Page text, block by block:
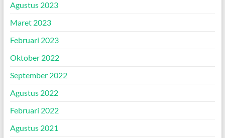
Agustus 2023
Maret 2023
Februari 2023
Oktober 2022
September 2022
Agustus 2022
Februari 2022
Agustus 2021